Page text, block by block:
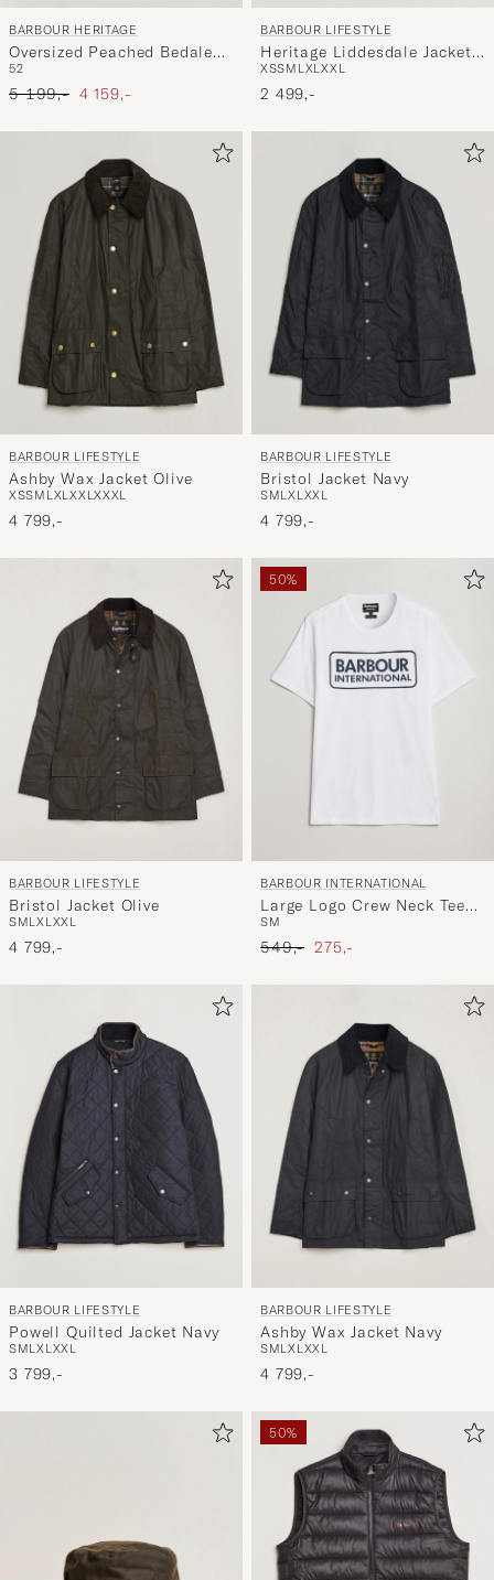
BARBOUR HERITAGE
Oversized Peached Bedale
Jacket Black
52
Ordinær pris
5 199,- Nedsatt pris
4 159,-
BARBOUR LIFESTYLE
Heritage Liddesdale Jacket
Navy
XSSM LXLXXL
2 499,-
BARBOUR LIFESTYLE
Ashby Wax Jacket Olive
XSSM LXLXXLXXXL
4 799,-
BARBOUR LIFESTYLE
Bristol Jacket Navy
SMLXLXXL
4 799,-
BARBOUR LIFESTYLE
Bristol Jacket Olive
SMLXLXXL
4 799,-
50%
BARBOUR INTERNATIONAL
Large Logo Crew Neck Tee
White
SM
Ordinær pris
549,- Nedsatt pris
275,-
BARBOUR LIFESTYLE
Powell Quilted Jacket Navy
SMLXLXXL
3 799,-
BARBOUR LIFESTYLE
Ashby Wax Jacket Navy
SMLXLXXL
4 799,-
50%